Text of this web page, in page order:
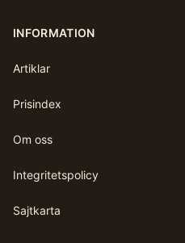
INFORMATION
Artiklar
Prisindex
Om oss
Integritetspolicy
Sajtkarta